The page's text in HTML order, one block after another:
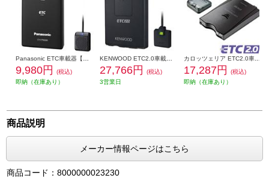
9,980円
(税込)
即納（在庫あり）
KENWOOD ETC2.0車載器【カーナビ連動型】 ETC-N3000
27,766円
(税込)
3営業日
カロッツェリア ETC2.0車載器【GPS付発話型】 ND-ETCS10
17,287円
(税込)
即納（在庫あり）
商品説明
メーカー情報ページはこちら
商品コード：8000000023230